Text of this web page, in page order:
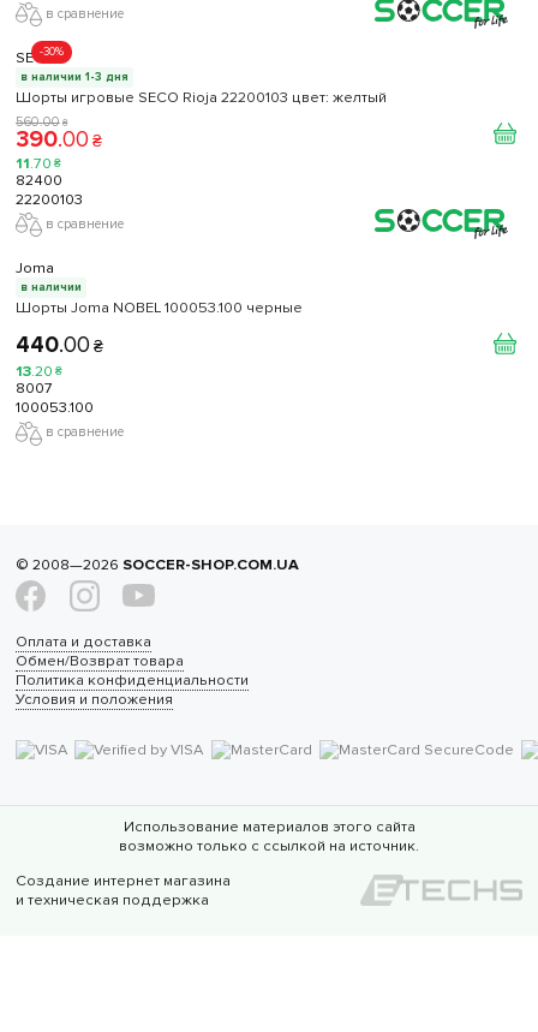
в сравнение
-30%
SECO
в наличии 1-3 дня
Шорты игровые SECO Rioja 22200103 цвет: желтый
560.00 ₴
390.00 ₴
11.70 ₴
82400
22200103
в сравнение
Joma
в наличии
Шорты Joma NOBEL 100053.100 черные
440.00 ₴
13.20 ₴
8007
100053.100
в сравнение
© 2008—2026 SOCCER-SHOP.COM.UA
Оплата и доставка
Обмен/Возврат товара
Политика конфиденциальности
Условия и положения
Использование материалов этого сайта
возможно только с ссылкой на источник.
Создание интернет магазина
и техническая поддержка